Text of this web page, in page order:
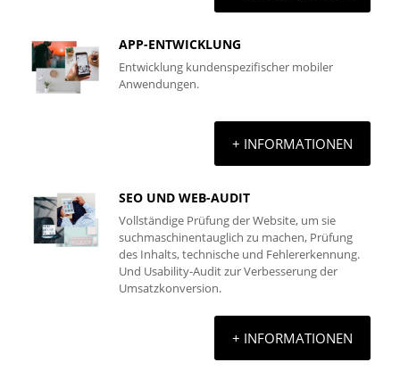
APP-ENTWICKLUNG
Entwicklung kundenspezifischer mobiler
Anwendungen.
+ INFORMATIONEN
SEO UND WEB-AUDIT
Vollständige Prüfung der Website, um sie
suchmaschinentauglich zu machen, Prüfung
des Inhalts, technische und Fehlererkennung.
Und Usability-Audit zur Verbesserung der
Umsatzkonversion.
+ INFORMATIONEN